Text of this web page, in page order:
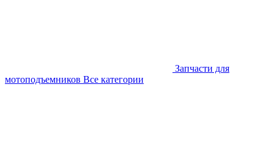
Запчасти для
мотоподъемников Все категории